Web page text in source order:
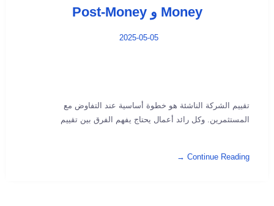
Money و Post-Money
2025-05-05
تقييم الشركة الناشئة هو خطوة أساسية عند التفاوض مع
المستثمرين. وكل رائد أعمال يحتاج يفهم الفرق بين تقييم
Continue Reading →